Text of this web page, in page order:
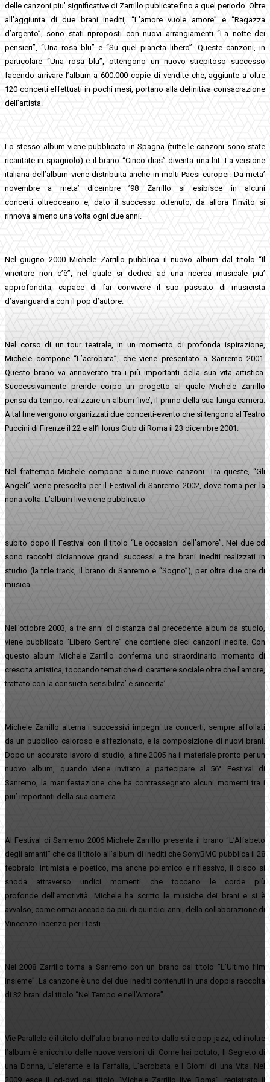
delle canzoni piu’ significative di Zarrillo publicate fino a quel periodo. Oltre
all’aggiunta di due brani inediti, “L’amore vuole amore” e “Ragazza
d’argento”, sono stati riproposti con nuovi arrangiamenti “La notte dei
pensieri”, “Una rosa blu” e “Su quel pianeta libero”. Queste canzoni, in
particolare “Una rosa blu”, ottengono un nuovo strepitoso successo
facendo arrivare l’album a 600.000 copie di vendite che, aggiunte a oltre
120 concerti effettuati in pochi mesi, portano alla definitiva consacrazione
dell’artista.
Lo stesso album viene pubblicato in Spagna (tutte le canzoni sono state
ricantate in spagnolo) e il brano “Cinco dias” diventa una hit. La versione
italiana dell’album viene distribuita anche in molti Paesi europei. Da meta’
novembre a meta’ dicembre ’98 Zarrillo si esibisce in alcuni
concerti oltreoceano e, dato il successo ottenuto, da allora l’invito si
rinnova almeno una volta ogni due anni.
Nel giugno 2000 Michele Zarrillo pubblica il nuovo album dal titolo “Il
vincitore non c’è”, nel quale si dedica ad una ricerca musicale piu’
approfondita, capace di far convivere il suo passato di musicista
d’avanguardia con il pop d’autore.
Nel corso di un tour teatrale, in un momento di profonda ispirazione,
Michele compone “L’acrobata”, che viene presentato a Sanremo 2001.
Questo brano va annoverato tra i più importanti della sua vita artistica.
Successivamente prende corpo un progetto al quale Michele Zarrillo
pensa da tempo: realizzare un album ‘live’, il primo della sua lunga carriera.
A tal fine vengono organizzati due concerti-evento che si tengono al Teatro
Puccini di Firenze il 22 e all’Horus Club di Roma il 23 dicembre 2001.
Nel frattempo Michele compone alcune nuove canzoni. Tra queste, “Gli
Angeli” viene prescelta per il Festival di Sanremo 2002, dove torna per la
nona volta. L’album live viene pubblicato
subito dopo il Festival con il titolo “Le occasioni dell’amore”. Nei due cd
sono raccolti diciannove grandi successi e tre brani inediti realizzati in
studio (la title track, il brano di Sanremo e “Sogno”), per oltre due ore di
musica.
Nell’ottobre 2003, a tre anni di distanza dal precedente album da studio,
viene pubblicato “Libero Sentire” che contiene dieci canzoni inedite. Con
questo album Michele Zarrillo conferma uno straordinario momento di
crescita artistica, toccando tematiche di carattere sociale oltre che l’amore,
trattato con la consueta sensibilita’ e sincerita’.
Michele Zarrillo alterna i successivi impegni tra concerti, sempre affollati
da un pubblico caloroso e affezionato, e la composizione di nuovi brani.
Dopo un accurato lavoro di studio, a fine 2005 ha il materiale pronto per un
nuovo album, quando viene invitato a partecipare al 56° Festival di
Sanremo, la manifestazione che ha contrassegnato alcuni momenti tra i
piu’ importanti della sua carriera.
Al Festival di Sanremo 2006 Michele Zarrillo presenta il brano “L’Alfabeto
degli amanti” che dà il titolo all’album di inediti che SonyBMG pubblica il 28
febbraio. Intimista e poetico, ma anche polemico e riflessivo, il disco si
snoda attraverso undici momenti che toccano le corde più
profonde dell’emotività. Michele ha scritto le musiche dei brani e si è
avvalso, come ormai accade da più di quindici anni, della collaborazione di
Vincenzo Incenzo per i testi.
Nel 2008 Zarrillo torna a Sanremo con un brano dal titolo “L’Ultimo film
insieme”. La canzone è uno dei due inediti contenuti in una doppia raccolta
di 32 brani dal titolo “Nel Tempo e nell’Amore”.
Vie Parallele è il titolo dell’altro brano inedito dallo stile pop-jazz, ed inoltre
l’album è arricchito dalle nuove versioni di: Come hai potuto, Il Segreto di
una Donna, L’elefante e la Farfalla, L’acrobata e I Giorni di una Vita. Nel
2009 esce il cd-dvd dal titolo “Michele Zarrillo live Roma”, registrato il